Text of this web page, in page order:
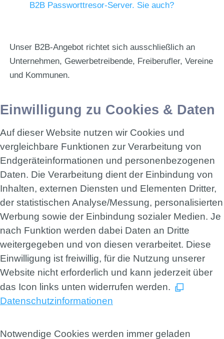
B2B Passworttresor-Server. Sie auch?
Unser B2B-Angebot richtet sich ausschließlich an
Unternehmen, Gewerbetreibende, Freiberufler, Vereine
und Kommunen.
Einwilligung zu Cookies & Daten
Auf dieser Website nutzen wir Cookies und
vergleichbare Funktionen zur Verarbeitung von
Endgeräteinformationen und personenbezogenen
Daten. Die Verarbeitung dient der Einbindung von
Inhalten, externen Diensten und Elementen Dritter,
der statistischen Analyse/Messung, personalisierten
Werbung sowie der Einbindung sozialer Medien. Je
nach Funktion werden dabei Daten an Dritte
weitergegeben und von diesen verarbeitet. Diese
Einwilligung ist freiwillig, für die Nutzung unserer
Website nicht erforderlich und kann jederzeit über
das Icon links unten widerrufen werden.
Datenschutzinformationen
Notwendige Cookies werden immer geladen